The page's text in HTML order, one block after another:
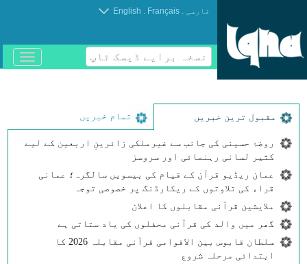
فارسی .
Français
.
English
نسخہ برایے ڈیسک ٹاپ
باز
و
مقبول ترین خبریں تمام خبریں
روضۂ حسینی کی جانب سے غیرملکی زائرینِ اربعین کے لیے
کثیر لسانی رہنمائی اور سروسز
عمان ریڈیو قرآن کے قیام کی بیسویں سالگرہ؛ عمانی
قراء کی تلاوتوں کے ریکارڈنگ پر خصوصی توجہ
ملایشین قرآنی مقابلوں کا اعلان
گھر میں والد کی قرآنی محفلوں کی یاد ستاتی ہے
سلطان قابوس بین الاقوامی قرآنی مقابلہ 2026 کا
ابتدائی مرحلہ شروع